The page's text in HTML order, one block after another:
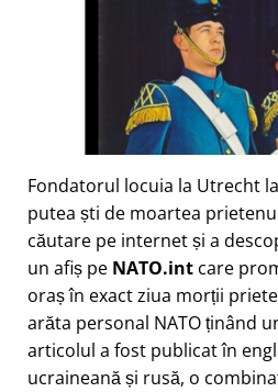
Fondatorul locuia la Utrecht
putea ști de moartea
căutare pe internet și a
un afiș pe NATO.int care
oraș în exact ziua morții
arăta personal NATO ținând
articolul a fost publicat în
ucraineană și rusă, o